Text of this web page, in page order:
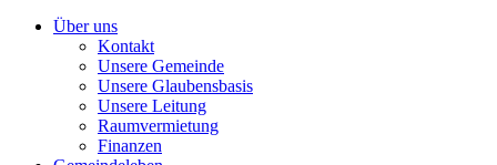
Über uns
Kontakt
Unsere Gemeinde
Unsere Glaubensbasis
Unsere Leitung
Raumvermietung
Finanzen